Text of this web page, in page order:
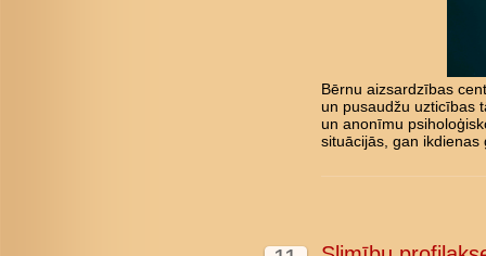
Bērnu aizsardzības
un pusaudžu uzticības
un anonīmu
situācijās, gan ikdienas